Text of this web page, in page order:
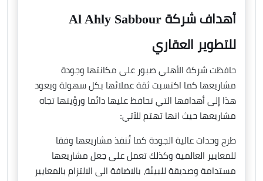
أهداف شركة Al Ahly Sabbour
للتطوير العقاري
حافظت شركة الأهلي صبور على مكانتها وجودة
مشاريعها كما اكتسبت ثقة عملائها بكل سهولة ويعود
هذا إلى أهدافها التي تحافظ عليها دائما ورؤيتها تجاه
مشاريعها حيث انها تهتم للآتي:
طرح وحدات عالية الجودة كما تُنفذ مشاريعها وفقا
للمعايير العالمية وكذلك تعمل على جعل مشاريعها
مستدامة وصديقة للبيئة، بالاضافة الى الالتزام بالمعايير